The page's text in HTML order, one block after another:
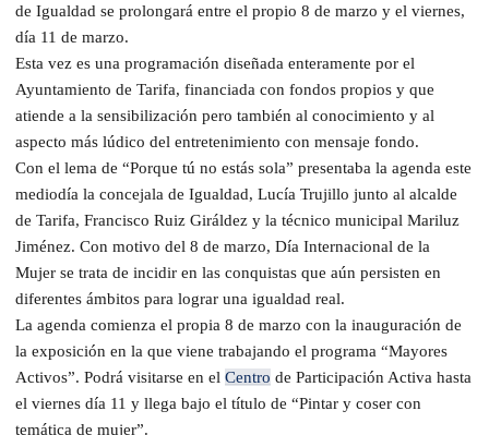
de Igualdad se prolongará entre el propio 8 de marzo y el viernes,
día 11 de marzo.
Esta vez es una programación diseñada enteramente por el
Ayuntamiento de Tarifa, financiada con fondos propios y que
atiende a la sensibilización pero también al conocimiento y al
aspecto más lúdico del entretenimiento con mensaje fondo.
Con el lema de “Porque tú no estás sola” presentaba la agenda este
mediodía la concejala de Igualdad, Lucía Trujillo junto al alcalde
de Tarifa, Francisco Ruiz Giráldez y la técnico municipal Mariluz
Jiménez. Con motivo del 8 de marzo, Día Internacional de la
Mujer se trata de incidir en las conquistas que aún persisten en
diferentes ámbitos para lograr una igualdad real.
La agenda comienza el propia 8 de marzo con la inauguración de
la exposición en la que viene trabajando el programa “Mayores
Activos”. Podrá visitarse en el Centro de Participación Activa hasta
el viernes día 11 y llega bajo el título de “Pintar y coser con
temática de mujer”.